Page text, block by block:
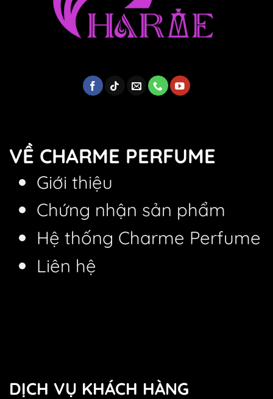
VỀ CHARME PERFUME
Chứng nhận sản phẩm
Hệ thống Charme Perfume
Liên hệ
nhận